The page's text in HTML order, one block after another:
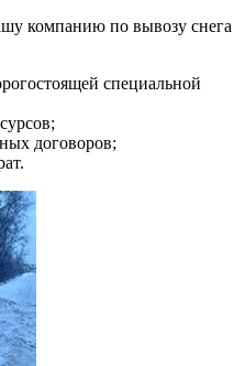
компанию по вывозу снега
специальной
договоров;